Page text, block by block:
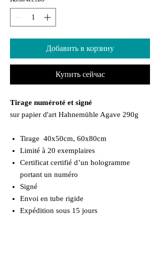
Добавить в корзину
Купить сейчас
Tirage numéroté et signé
sur papier d'art Hahnemühle Agave 290g
Tirage 40x50cm, 60x80cm
Limité à 20 exemplaires
Certificat certifié d’un hologramme
portant un numéro
Signé
Envoi en tube rigide
Expédition sous 15 jours